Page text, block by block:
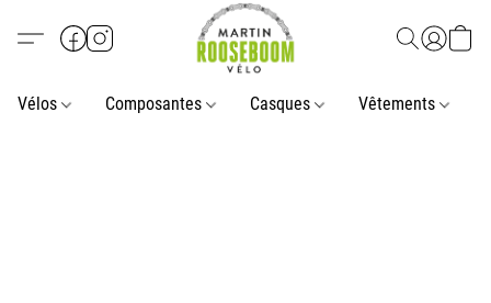
Vélos Composantes Casques Vêtements